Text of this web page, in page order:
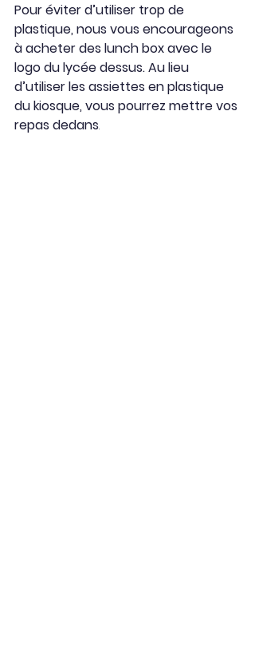
Pour éviter d’utiliser trop de
plastique, nous vous encourageons
à acheter des lunch box avec le
logo du lycée dessus. Au lieu
d’utiliser les assiettes en plastique
du kiosque, vous pourrez mettre vos
repas dedans.